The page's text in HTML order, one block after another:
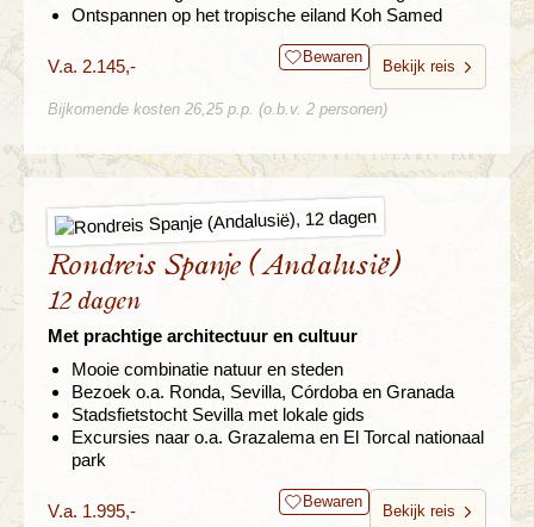
Ontspannen op het tropische eiland Koh Samed
V.a. 2.145,- Bewaren
Bekijk reis
Bijkomende kosten 26,25 p.p. (o.b.v. 2 personen)
Rondreis Spanje (Andalusië)
12 dagen
Met prachtige architectuur en cultuur
Mooie combinatie natuur en steden
Bezoek o.a. Ronda, Sevilla, Córdoba en Granada
Stadsfietstocht Sevilla met lokale gids
Excursies naar o.a. Grazalema en El Torcal nationaal
park
V.a. 1.995,- Bewaren
Bekijk reis